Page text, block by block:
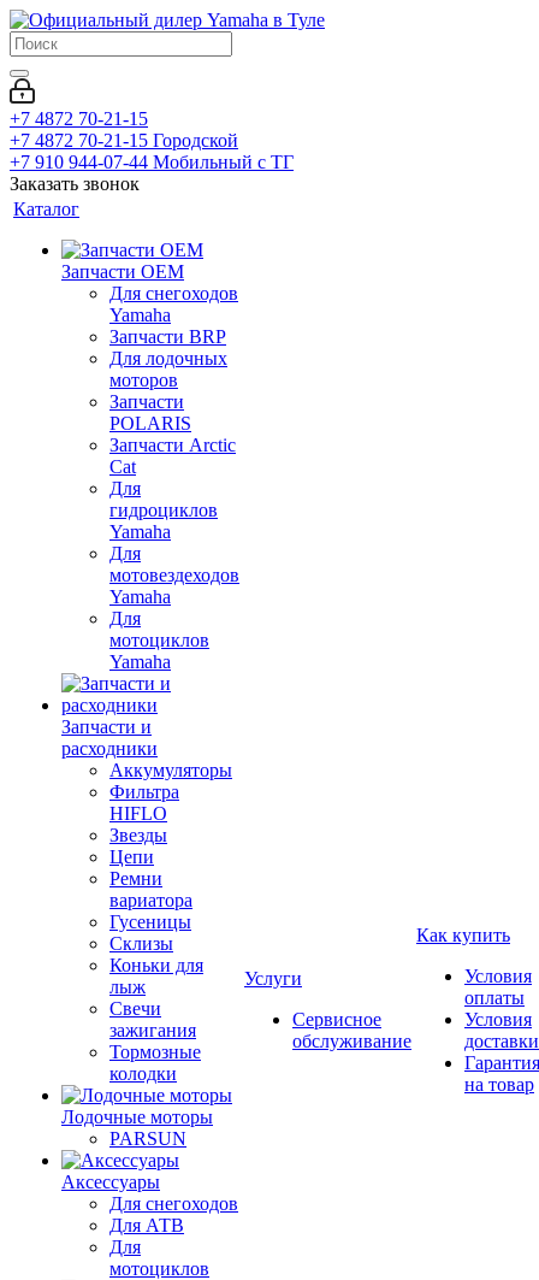
+7 4872 70-21-15
+7 4872 70-21-15 Городской
+7 910 944-07-44 Мобильный с ТГ
Заказать звонок
Каталог
Запчасти OEM
Для снегоходов
Yamaha
Запчасти BRP
Для лодочных
моторов
Запчасти
POLARIS
Запчасти Arctic
Cat
Для
гидроциклов
Yamaha
Для
мотовездеходов
Yamaha
Для
мотоциклов
Yamaha
Запчасти и
расходники
Аккумуляторы
Фильтра
HIFLO
Звезды
Цепи
Ремни
вариатора
Гусеницы
Склизы
Коньки для
лыж
Свечи
зажигания
Тормозные
колодки
Лодочные моторы
PARSUN
Аксессуары
Для снегоходов
Для АТВ
Для
мотоциклов
Услуги
Сервисное
обслуживание
Как купить
Условия
оплаты
Условия
доставки
Гарантия
на товар